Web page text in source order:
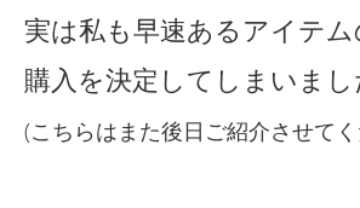
実は私も早速あるアイテム
購入を決定してしまいまし
(こちらはまた後日ご紹介させて